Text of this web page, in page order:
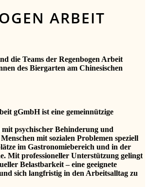
ARBEIT
die Teams der Regenbogen Arbeit
des Biergarten am Chinesischen
gGmbH ist eine gemeinnützige
mit psychischer Behinderung und
mit sozialen Problemen speziell
im Gastronomiebereich und in der
Mit professioneller Unterstützung gelingt
Belastbarkeit – eine geeignete
sich langfristig in den Arbeitsalltag zu